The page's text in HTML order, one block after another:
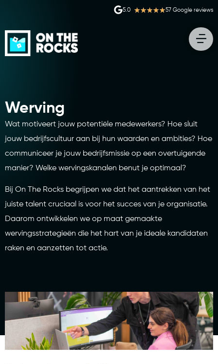
57 Google reviews
5.0 ★★★★★
Werving
Wat motiveert jouw potentiële medewerkers? Hoe sluit
jouw bedrijfscultuur aan bij hun waarden en ambities? Hoe
communiceer je jouw bedrijfsmissie op een overtuigende
manier? Welke wervingskanalen benut je optimaal?
Bij On The Rocks begrijpen we dat het aantrekken van het
juiste talent cruciaal is voor het succes van je organisatie.
Daarom ontwikkelen we op maat gemaakte
wervingsstrategieën die het hart van je ideale kandidaten
raken en aanzetten tot actie.